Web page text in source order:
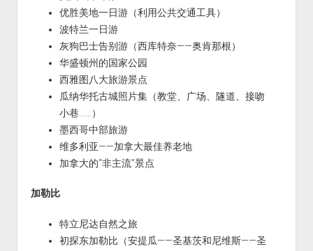
优胜美地一日游（利用公共交通工具）
波特兰一日游
灰狗巴士告别游（西库特奈——奥肯那根）
华盛顿州的国家公园
西雅图八大旅游景点
瓜纳华托古城照片集（教堂、广场、隧道、接吻
小巷……）
墨西哥中部旅游
维多利亚——加拿大最佳养老地
加拿大的“非主流”景点
加勒比
特立尼达自然之旅
初探东加勒比（安提瓜——圣基茨和尼维斯——圣